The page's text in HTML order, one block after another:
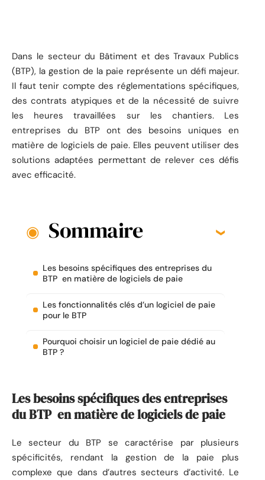
Dans le secteur du Bâtiment et des Travaux Publics
(BTP), la gestion de la paie représente un défi majeur.
Il faut tenir compte des réglementations spécifiques,
des contrats atypiques et de la nécessité de suivre
les heures travaillées sur les chantiers. Les
entreprises du BTP ont des besoins uniques en
matière de logiciels de paie. Elles peuvent utiliser des
solutions adaptées permettant de relever ces défis
avec efficacité.
Sommaire
Les besoins spécifiques des entreprises du
BTP en matière de logiciels de paie
Les fonctionnalités clés d’un logiciel de paie
pour le BTP
Pourquoi choisir un logiciel de paie dédié au
BTP ?
Les besoins spécifiques des entreprises
du BTP en matière de logiciels de paie
Le secteur du BTP se caractérise par plusieurs
spécificités, rendant la gestion de la paie plus
complexe que dans d’autres secteurs d’activité. Le